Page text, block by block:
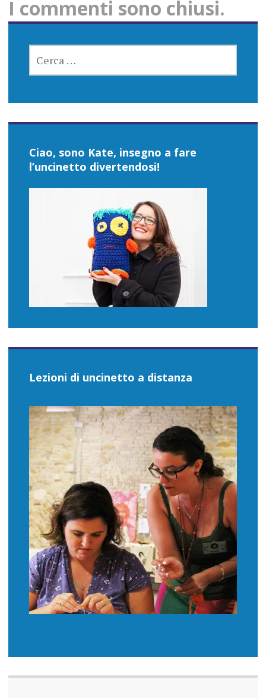
I commenti sono chiusi.
PER:
Ciao, sono Kate, insegno a fare
l’uncinetto divertendosi!
Lezioni di uncinetto a distanza